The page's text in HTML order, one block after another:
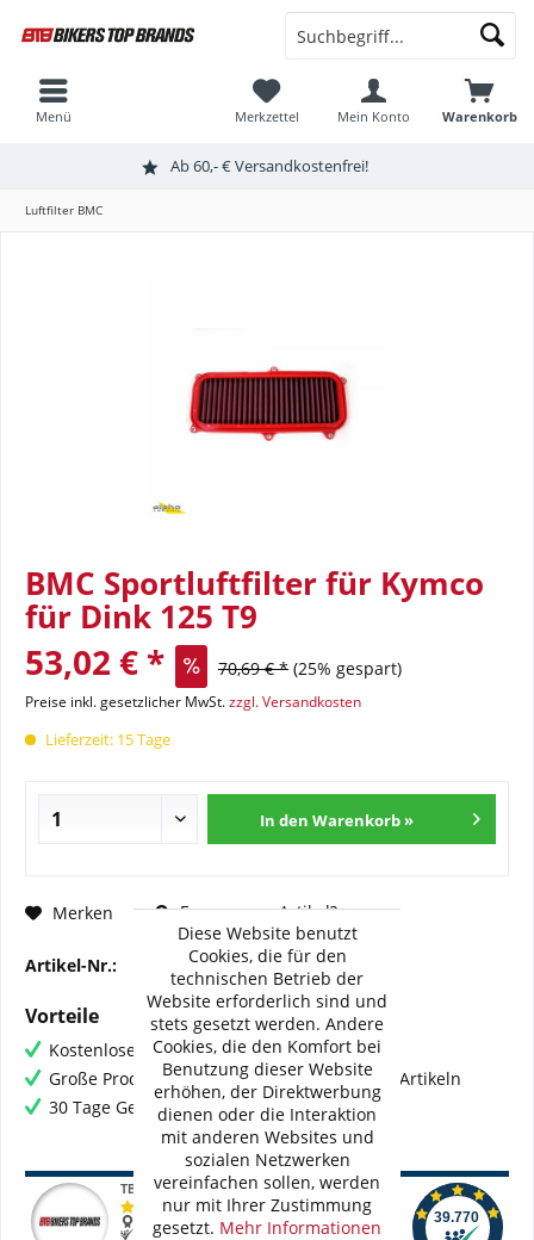
Ab 60,- € Versandkostenfrei!
Warenkorb
Merkzettel Mein Konto
Menü
Luftfilter BMC
BMC Sportluftfilter für Kymco
für Dink 125 T9
53,02 € * 70,69 € * (25% gespart)
Preise inkl. gesetzlicher MwSt.zzgl. Versandkosten
Lieferzeit: 15 Tage
In den Warenkorb »
Merken Fragen zum Artikel?
Artikel-Nr.: BMC-FM-700-04
Vorteile
Kostenloser Versand ab € 60,- Bestellwert
Große Produktauswahl mit mehr als 80.000 Artikeln
30 Tage Geld-Zurück-Garantie
Diese Website benutzt
Cookies, die für den
technischen Betrieb der
Website erforderlich sind und
stets gesetzt werden. Andere
Cookies, die den Komfort bei
Benutzung dieser Website
erhöhen, der Direktwerbung
dienen oder die Interaktion
mit anderen Websites und
sozialen Netzwerken
vereinfachen sollen, werden
nur mit Ihrer Zustimmung
gesetzt. Mehr Informationen